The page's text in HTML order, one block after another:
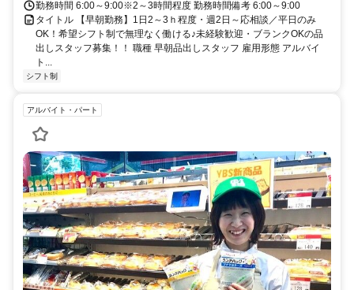
勤務時間 6:00～9:00※2～3時間程度 勤務時間備考 6:00～9:00
タイトル 【早朝勤務】1日2～3ｈ程度・週2日～応相談／平日のみ
OK！希望シフト制で無理なく働ける♪未経験歓迎・ブランクOKの品
出しスタッフ募集！！ 職種 早朝品出しスタッフ 雇用形態 アルバイ
ト...
シフト制
アルバイト・パート